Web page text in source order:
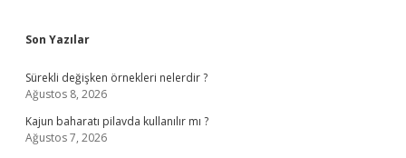
Sidebar
Son Yazılar
Sürekli değişken örnekleri nelerdir ?
Ağustos 8, 2026
Kajun baharatı pilavda kullanılır mı ?
Ağustos 7, 2026